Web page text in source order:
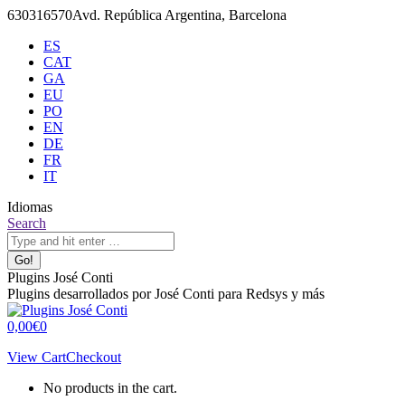
Skip
content
630316570Avd. República Argentina, Barcelona
ES
CAT
GA
EU
PO
EN
DE
FR
IT
Idiomas
X
page
opens
in
new
window
Github
page
opens
in
new
window
Search:
Search
Plugins José Conti
Plugins desarrollados por José Conti para Redsys y más
0,00€0
View CartCheckout
No products in the cart.